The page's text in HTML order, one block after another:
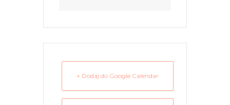
+ Dodaj do Google Calendar